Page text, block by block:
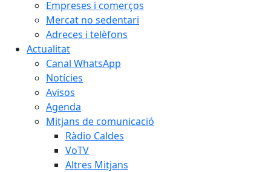
Empreses i comerços
Mercat no sedentari
Adreces i telèfons
Actualitat
Canal WhatsApp
Notícies
Avisos
Agenda
Mitjans de comunicació
Ràdio Caldes
VoTV
Altres Mitjans